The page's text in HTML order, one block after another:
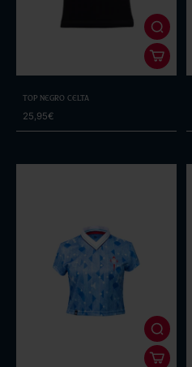
Top Negro Celta
25,95€